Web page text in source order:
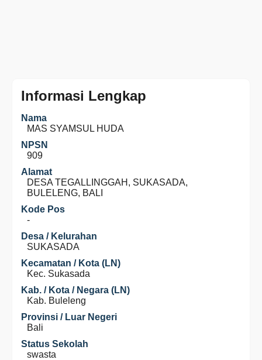
Informasi Lengkap
Nama
MAS SYAMSUL HUDA
NPSN
909
Alamat
DESA TEGALLINGGAH, SUKASADA,
BULELENG, BALI
Kode Pos
-
Desa / Kelurahan
SUKASADA
Kecamatan / Kota (LN)
Kec. Sukasada
Kab. / Kota / Negara (LN)
Kab. Buleleng
Provinsi / Luar Negeri
Bali
Status Sekolah
swasta